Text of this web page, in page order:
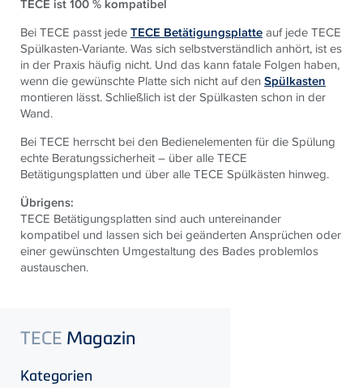
TECE ist 100 % kompatibel
Bei TECE passt jedeTECE Betätigungsplatteauf jede TECE
Spülkasten-Variante. Was sich selbstverständlich anhört, ist es
in der Praxis häufig nicht. Und das kann fatale Folgen haben,
wenn die gewünschte Platte sich nicht auf denSpülkasten
montieren lässt. Schließlich ist der Spülkasten schon in der
Wand.
Bei TECE herrscht bei den Bedienelementen für die Spülung
echte Beratungssicherheit – über alle TECE
Betätigungsplatten und über alle TECE Spülkästen hinweg.
Übrigens:
TECE Betätigungsplatten sind auch untereinander
kompatibel und lassen sich bei geänderten Ansprüchen oder
einer gewünschten Umgestaltung des Bades problemlos
austauschen.
TECE Magazin
Kategorien